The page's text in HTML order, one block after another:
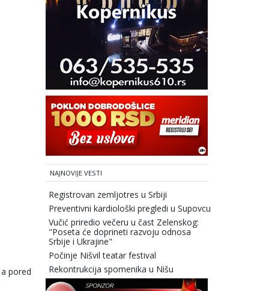
pored
NAJNOVIJE VESTI
Registrovan zemljotres u Srbiji
Preventivni kardiološki pregledi u Supovcu
Vučić priredio večeru u čast Zelenskog:
"Poseta će doprineti razvoju odnosa
Srbije i Ukrajine"
Počinje Nišvil teatar festival
Rekontrukcija spomenika u Nišu